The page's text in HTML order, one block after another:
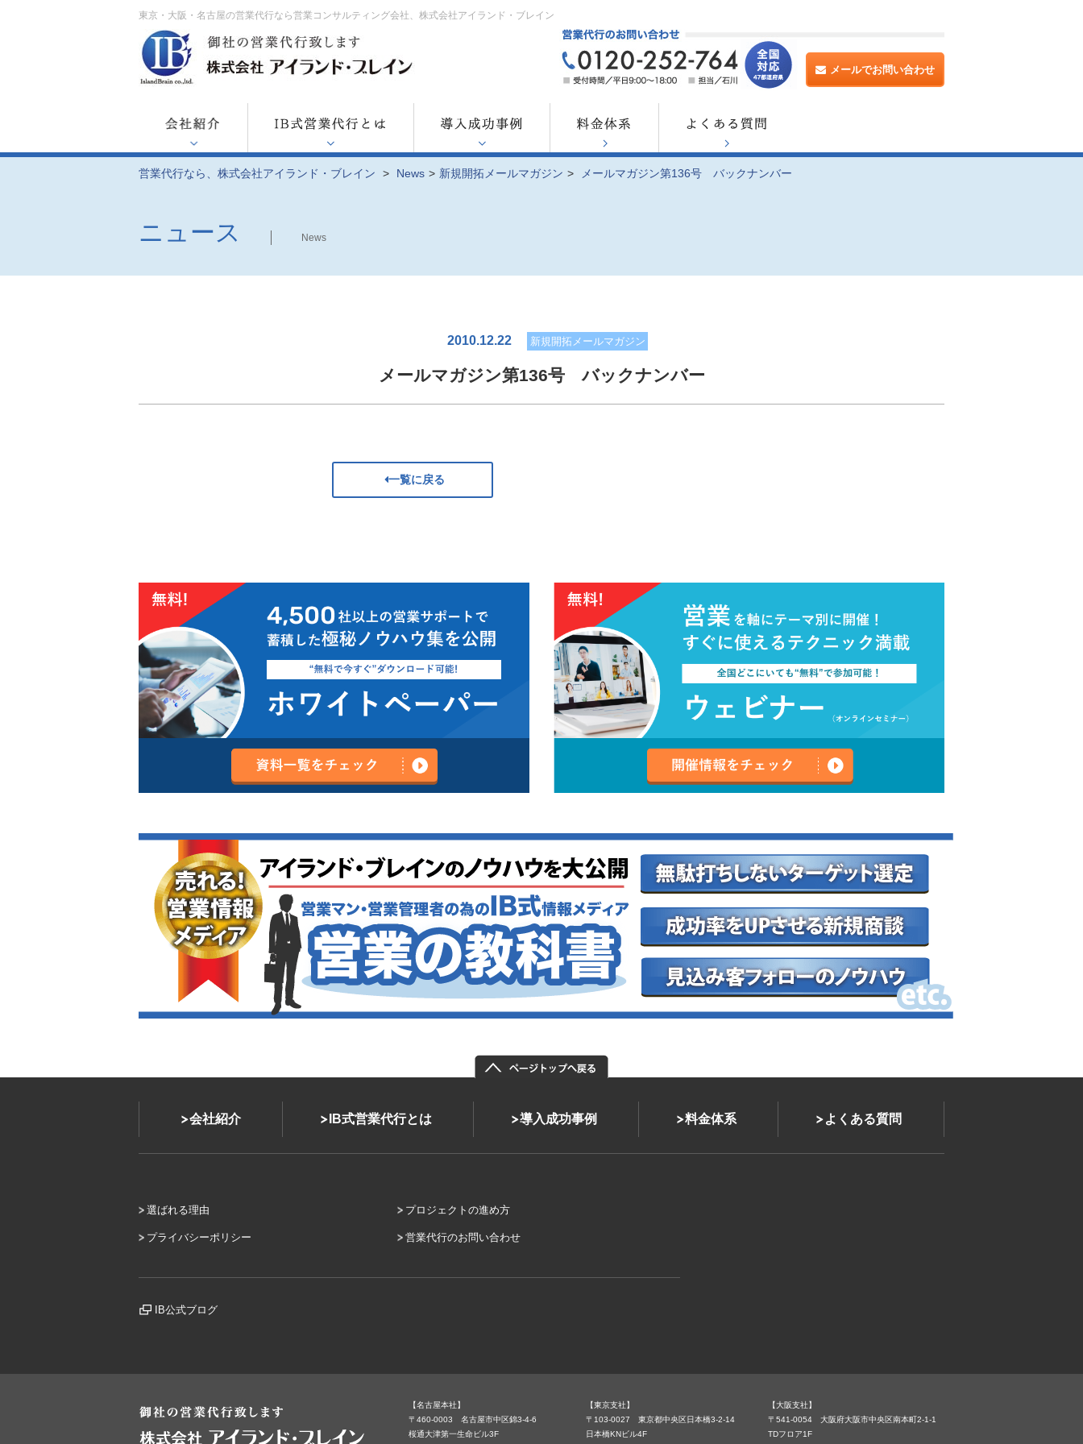
東京・大阪・名古屋の営業代行なら営業コンサルティング会社、株式会社アイランド・ブレイン
メールでお問い合わせ
営業代行なら、株式会社アイランド・ブレイン > News > 新規開拓メールマガジン > メールマガジン第136号 バックナンバー
ニュース News
2010.12.22 新規開拓メールマガジン
メールマガジン第136号 バックナンバー
一覧に戻る
会社紹介 IB式営業代行とは 導入成功事例 料金体系 よくある質問
選ばれる理由 プロジェクトの進め方
プライバシーポリシー 営業代行のお問い合わせ
IB公式ブログ
【名古屋本社】
〒460-0003 名古屋市中区錦3-4-6
桜通大津第一生命ビル3F
【東京支社】
〒103-0027 東京都中央区日本橋3-2-14
日本橋KNビル4F
【大阪支社】
〒541-0054 大阪府大阪市中央区南本町2-1-1
TDフロア1F